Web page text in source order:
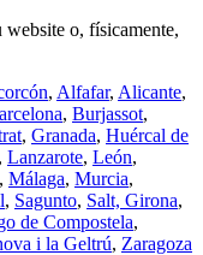
website o, físicamente,
, Alfafar, Alicante,
, Burjassot,
, Granada, Huércal de
, Lanzarote, León,
, Málaga, Murcia,
, Sagunto, Salt, Girona,
de Compostela,
i la Geltrú, Zaragoza